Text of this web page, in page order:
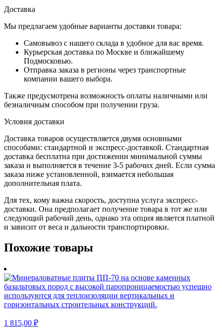
Доставка
Мы предлагаем удобные варианты доставки товара:
Самовывоз с нашего склада в удобное для вас время.
Курьерская доставка по Москве и ближайшему
Подмосковью.
Отправка заказа в регионы через транспортные
компании вашего выбора.
Также предусмотрена возможность оплаты наличными или
безналичным способом при получении груза.
Условия доставки
Доставка товаров осуществляется двумя основными
способами: стандартной и экспресс-доставкой. Стандартная
доставка бесплатна при достижении минимальной суммы
заказа и выполняется в течение 3-5 рабочих дней. Если сумма
заказа ниже установленной, взимается небольшая
дополнительная плата.
Для тех, кому важна скорость, доступна услуга экспресс-
доставки. Она предполагает получение товара в тот же или
следующий рабочий день, однако эта опция является платной
и зависит от веса и дальности транспортировки.
Похожие товары
1 815,00 ₽